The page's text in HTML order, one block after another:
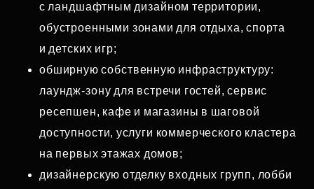
с ландшафтным дизайном территории,
обустроенными зонами для отдыха, спорта
и детских игр;
обширную собственную инфраструктуру:
лаундж‑зону для встречи гостей, сервис
ресепшен, кафе и магазины в шаговой
доступности, услуги коммерческого кластера
на первых этажах домов;
дизайнерскую отделку входных групп, лобби